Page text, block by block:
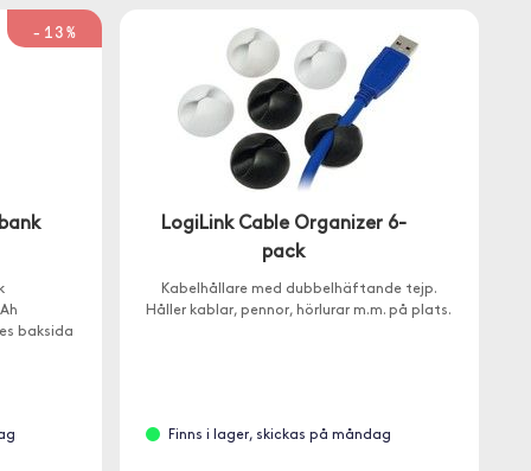
-13%
baksida
LogiLink Cable Organizer 6-
pack
Kabelhållare med dubbelhäftande tejp.
Håller kablar, pennor, hörlurar m.m. på plats.
Finns i lager, skickas på måndag